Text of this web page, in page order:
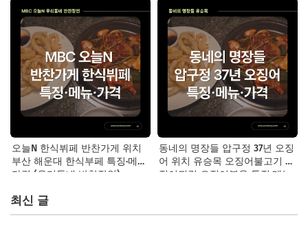
오늘N 한식뷔페 반찬가게 위치
부산 해운대 한식부페 특징·메뉴·
가격 (우리동네 반찬장인)
동네의 명장들 압구정 37년 오징
어 위치 유승목 오징어불고기 오
징어튀김 오징어볶음 특징·메뉴·
최신 글